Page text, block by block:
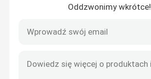
Oddzwonimy wkrótce!